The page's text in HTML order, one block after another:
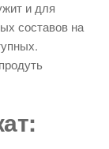
и для
составов на